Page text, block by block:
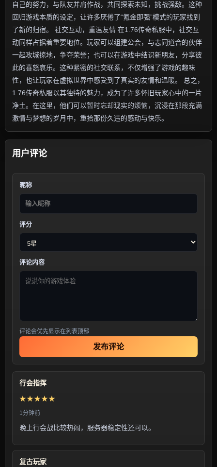
自己的努力，与队友并肩作战，共同探索未知，挑战强敌。这种
回归游戏本质的设定，让许多厌倦了“氪金即强”模式的玩家找到
了新的归宿。 社交互动，重温友情 在1.76传奇私服中，社交互
动同样占据着重要地位。玩家可以组建公会，与志同道合的伙伴
一起攻城掠地，争夺荣誉；也可以在游戏中结识新朋友，分享彼
此的喜怒哀乐。这种紧密的社交联系，不仅增强了游戏的趣味
性，也让玩家在虚拟世界中感受到了真实的友情和温暖。 总之，
1.76传奇私服以其独特的魅力，成为了许多怀旧玩家心中的一片
净土。在这里，他们可以暂时忘却现实的烦恼，沉浸在那段充满
激情与梦想的岁月中，重拾那份久违的感动与快乐。
用户评论
昵称
评分
评论内容
评论会优先显示在列表顶部
发布评论
行会指挥
★★★★★
1分钟前
晚上行会战比较热闹，服务器稳定性还可以。
复古玩家